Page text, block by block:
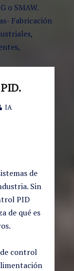
o SMAW.
Fabricación
IA
de
Sin
PID
de qué es
control